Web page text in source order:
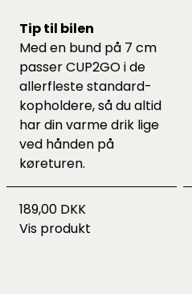
Tip til bilen
Med en bund på 7 cm
passer CUP2GO i de
allerfleste standard-
kopholdere, så du altid
har din varme drik lige
ved hånden på
køreturen.
189,00 DKK
Vis produkt